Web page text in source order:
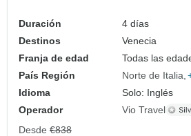
Duración
4 días
Destinos
Venecia
Franja de edad
Todas las
País Región
Norte de Italia
Idioma
Solo: Inglés
Operador
Vio Travel
Desde €838